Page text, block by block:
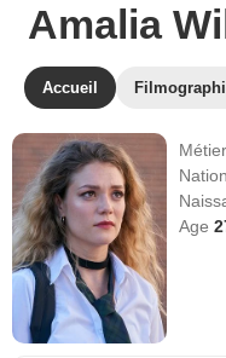
Amalia
Accueil
Age